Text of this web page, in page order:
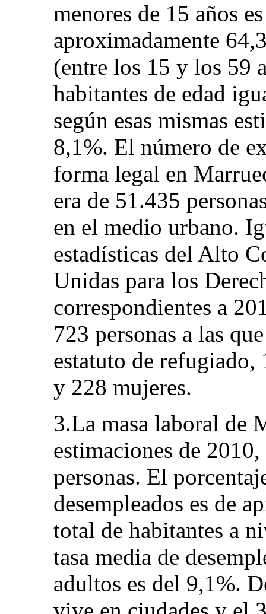
menores de 15 años
aproximadamente
(entre los 15 y los 59
habitantes de edad
según esas mismas
8,1%. El número de
forma legal en
era de 51.435
en el medio urbano.
estadísticas del Alto
Unidas para los
correspondientes a
723 personas a las
estatuto de refugiado,
y 228 mujeres.
3.La masa laboral de
estimaciones de
personas. El
desempleados es de
total de habitantes a
tasa media de
adultos es del 9,1%.